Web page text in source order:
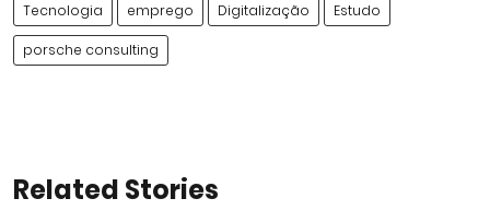
Tecnologia emprego Digitalização Estudo
porsche consulting
Related Stories